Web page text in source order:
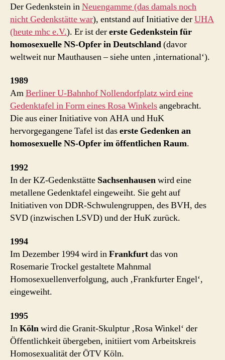
Der Gedenkstein inNeuengamme (das damals noch
nicht Gedenkstätte war), entstand auf Initiative derUHA
(heute mhc e.V.). Er ist dererste Gedenkstein für
homosexuelle NS-Opfer in Deutschland(davor
weltweit nur Mauthausen – siehe unten ‚international‘).
1989
AmBerliner U-Bahnhof Nollendorfplatz wird eine
Gedenktafel in Form eines Rosa Winkelsangebracht.
Die aus einer Initiative von AHA und HuK
hervorgegangene Tafel ist daserste Gedenken an
homosexuelle NS-Opfer im öffentlichen Raum.
1992
In der KZ-Gedenkstätte Sachsenhausenwird eine
metallene Gedenktafel eingeweiht. Sie geht auf
Initiativen von DDR-Schwulengruppen, des BVH, des
SVD (inzwischen LSVD) und der HuK zurück.
1994
Im Dezember 1994 wird inFrankfurtdas von
Rosemarie Trockel gestaltete Mahnmal
Homosexuellenverfolgung, auch ‚Frankfurter Engel‘,
eingeweiht.
1995
InKölnwird die Granit-Skulptur ‚Rosa Winkel‘ der
Öffentlichkeit übergeben, initiiert vom Arbeitskreis
Homosexualität der ÖTV Köln.